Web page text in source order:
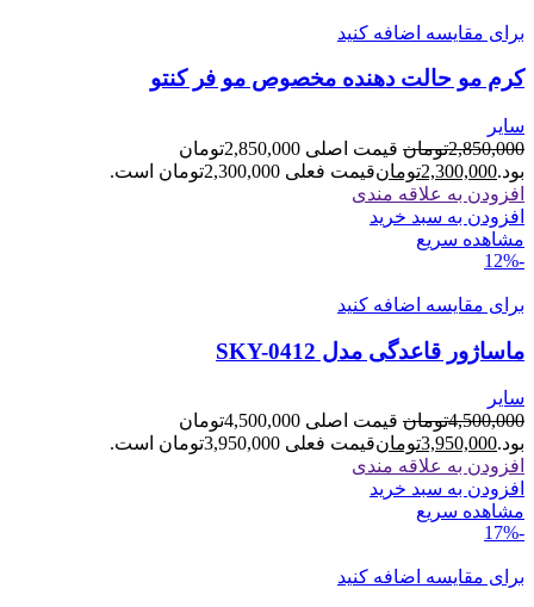
برای مقایسه اضافه کنید
کرم مو حالت دهنده مخصوص مو فر کنتو
سایر
2,850,000تومان
قیمت اصلی 2,850,000تومان
بود.2,300,000تومانقیمت فعلی 2,300,000تومان است.
افزودن به علاقه مندی
افزودن به سبد خرید
مشاهده سریع
-12%
برای مقایسه اضافه کنید
ماساژور قاعدگی مدل SKY-0412
سایر
4,500,000تومان
قیمت اصلی 4,500,000تومان
بود.3,950,000تومانقیمت فعلی 3,950,000تومان است.
افزودن به علاقه مندی
افزودن به سبد خرید
مشاهده سریع
-17%
برای مقایسه اضافه کنید